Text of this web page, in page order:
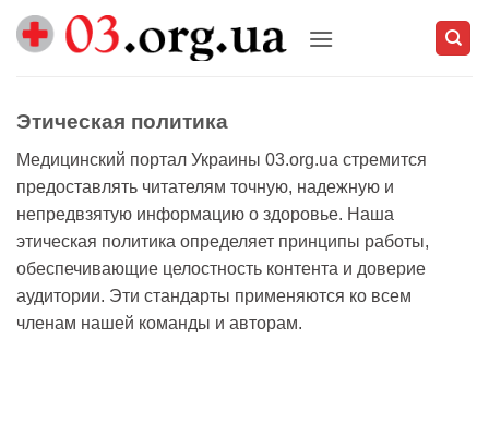
Skip
Этическая политика
Медицинский портал Украины 03.org.ua стремится
предоставлять читателям точную, надежную и
непредвзятую информацию о здоровье. Наша
этическая политика определяет принципы работы,
обеспечивающие целостность контента и доверие
аудитории. Эти стандарты применяются ко всем
членам нашей команды и авторам.